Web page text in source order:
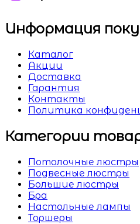
Информация
Каталог
Акции
Доставка
Гарантия
Контакты
Политика
Категории
Потолочные люстры
Подвесные люстры
Большие люстры
Бра
Настольные лампы
Торшеры